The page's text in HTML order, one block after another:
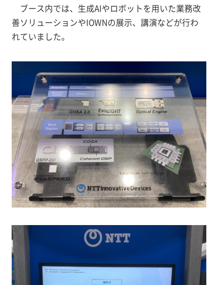
ブース内では、生成AIやロボットを用いた業務改
善ソリューションやIOWNの展示、講演などが行わ
れていました。